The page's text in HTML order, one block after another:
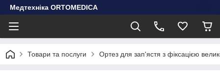
Медтехніка ORTOMEDICA
Товари та послуги Ортез для зап'ястя з фіксацією